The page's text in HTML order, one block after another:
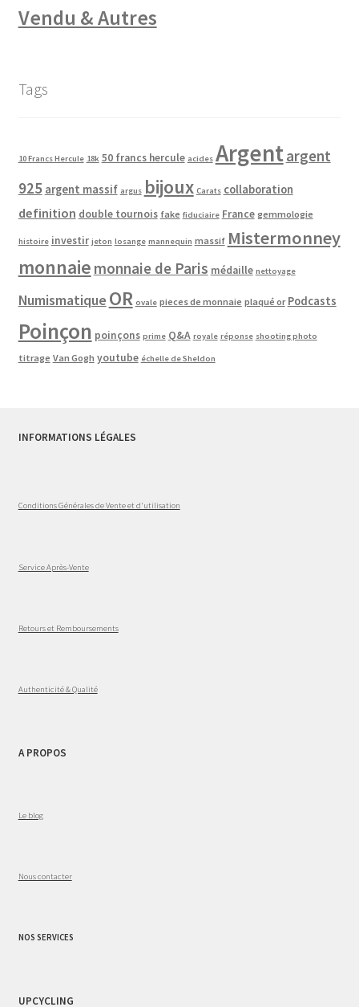
Vendu & Autres
Tags
10 Francs Hercule 18k 50 francs hercule acides Argentargent
925 argent massif argus bijoux Carats collaboration
definition double tournois fake fiduciaire France gemmologie
histoire investir jeton losange mannequin massif Mistermonney
monnaie monnaie de Paris médaille nettoyage
Numismatique OR ovale pieces de monnaie plaqué or Podcasts
Poinçon poinçons prime Q&A royale réponse shooting photo
titrage Van Gogh youtube échelle de Sheldon
INFORMATIONS LÉGALES
Conditions Générales de Vente et d'utilisation
Service Après-Vente
Retours et Remboursements
Authenticité & Qualité
A PROPOS
Le blog
Nous contacter
NOS SERVICES
UPCYCLING